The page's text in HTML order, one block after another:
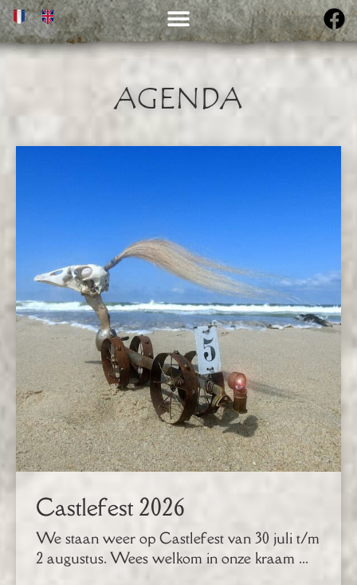
AGENDA
Castlefest 2026
We staan weer op Castlefest van 30 juli t/m
2 augustus. Wees welkom in onze kraam ...